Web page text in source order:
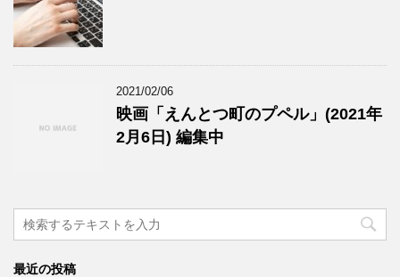
2021/02/06
映画「えんとつ町のプペル」(2021年
2月6日) 編集中
最近の投稿